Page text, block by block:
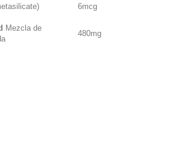
6mcg
Mezcla de
480mg